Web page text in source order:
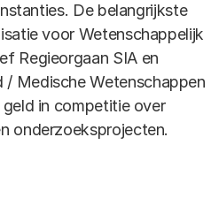
De belangrijkste
voor Wetenschappelijk
Regieorgaan SIA en
/ Medische Wetenschappen
in competitie over
onderzoeksprojecten.